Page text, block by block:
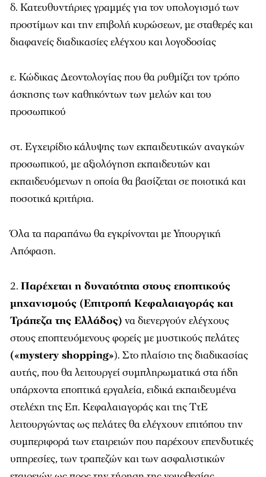
δ. Κατευθυντήριες γραμμές για τον υπολογισμό των
προστίμων και την επιβολή κυρώσεων, με σταθερές και
διαφανείς διαδικασίες ελέγχου και λογοδοσίας
ε. Κώδικας Δεοντολογίας που θα ρυθμίζει τον τρόπο
άσκησης των καθηκόντων των μελών και του
προσωπικού
στ. Εγχειρίδιο κάλυψης των εκπαιδευτικών αναγκών
προσωπικού, με αξιολόγηση εκπαιδευτών και
εκπαιδευόμενων η οποία θα βασίζεται σε ποιοτικά και
ποσοτικά κριτήρια.
Όλα τα παραπάνω θα εγκρίνονται με Υπουργική
Απόφαση.
Παρέχεται η δυνατότητα στους εποπτικούς
μηχανισμούς (Επιτροπή Κεφαλαιαγοράς και
Τράπεζα της Ελλάδος) να διενεργούν ελέγχους
στους εποπτευόμενους φορείς με μυστικούς πελάτες
(«mystery shopping»). Στο πλαίσιο της διαδικασίας
αυτής, που θα λειτουργεί συμπληρωματικά στα ήδη
υπάρχοντα εποπτικά εργαλεία, ειδικά εκπαιδευμένα
στελέχη της Επ. Κεφαλαιαγοράς και της ΤτΕ
λειτουργώντας ως πελάτες θα ελέγχουν επιτόπου την
συμπεριφορά των εταιρειών που παρέχουν επενδυτικές
υπηρεσίες, των τραπεζών και των ασφαλιστικών